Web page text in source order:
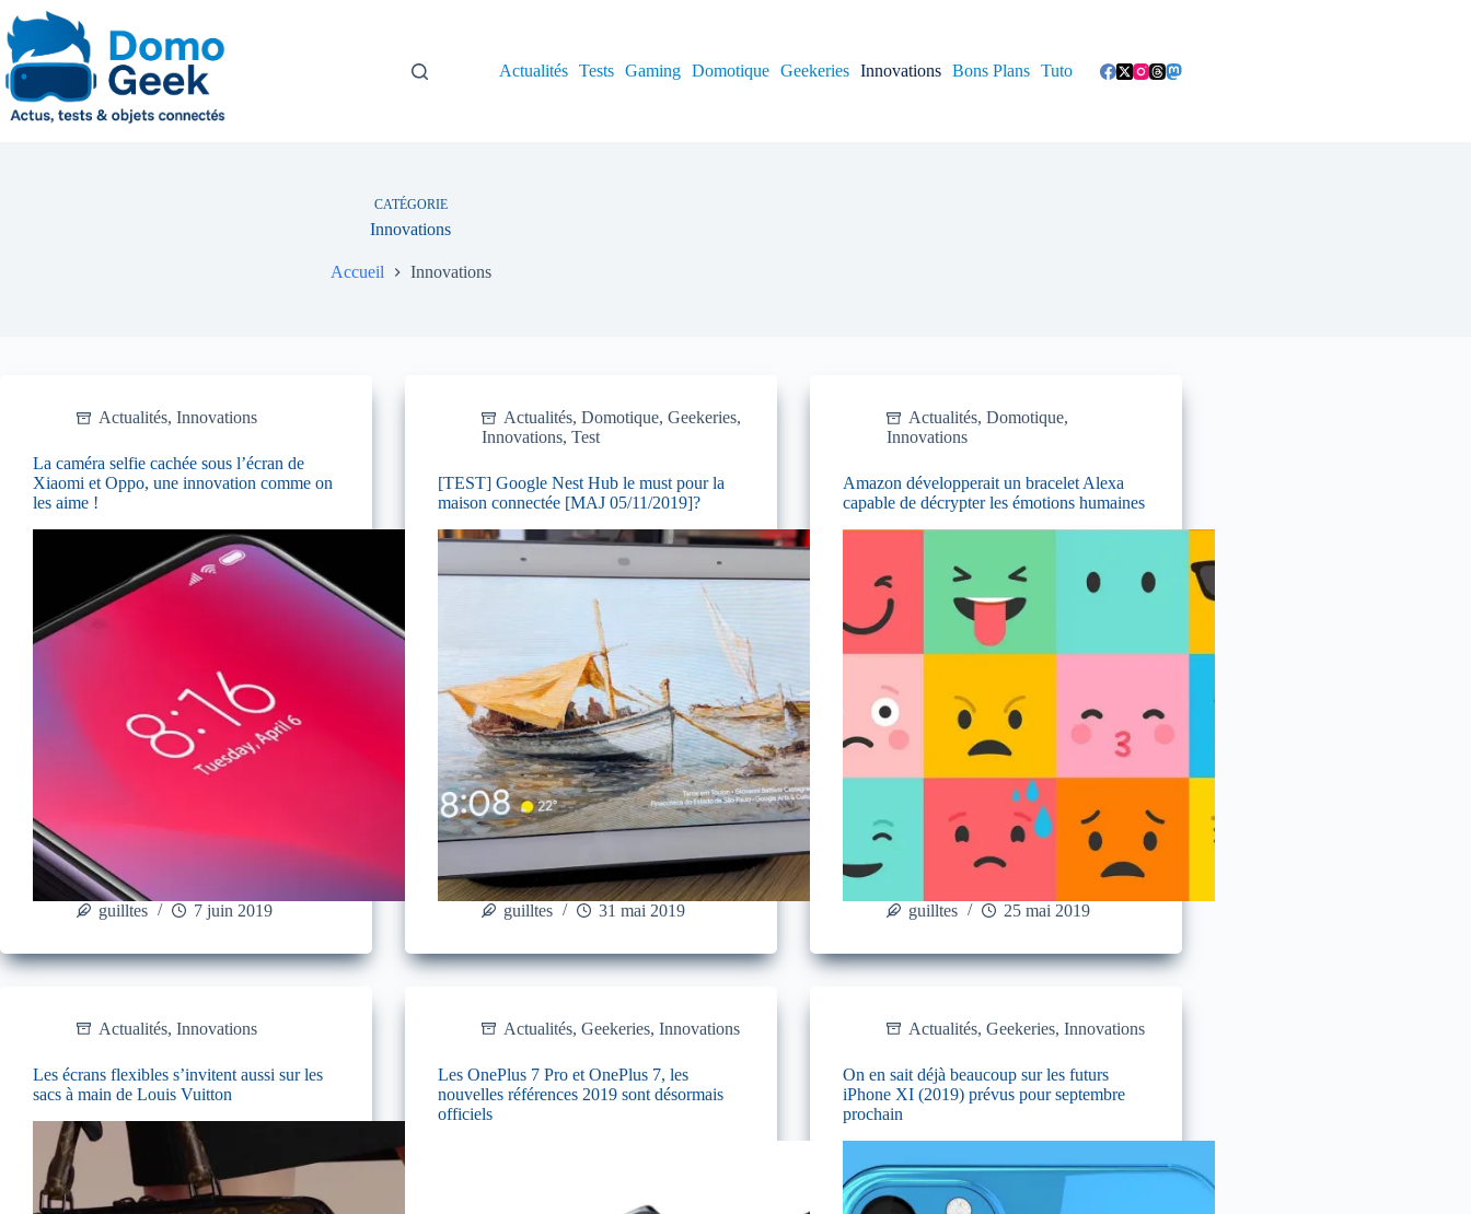
au
contenu
Actualités Tests Gaming Domotique Geekeries Innovations Bons Plans Tuto
CATÉGORIE
Innovations
Accueil Innovations
Actualités, Innovations
La caméra selfie cachée sous l’écran de
Xiaomi et Oppo, une innovation comme on
les aime !
guilltes 7 juin 2019
Actualités, Domotique, Geekeries,
Innovations, Test
[TEST] Google Nest Hub le must pour la
maison connectée [MAJ 05/11/2019]?
guilltes 31 mai 2019
Actualités, Domotique,
Innovations
Amazon développerait un bracelet Alexa
capable de décrypter les émotions humaines
guilltes 25 mai 2019
Actualités, Innovations
Les écrans flexibles s’invitent aussi sur les
sacs à main de Louis Vuitton
Actualités, Geekeries, Innovations
Les OnePlus 7 Pro et OnePlus 7, les
nouvelles références 2019 sont désormais
officiels
Actualités, Geekeries, Innovations
On en sait déjà beaucoup sur les futurs
iPhone XI (2019) prévus pour septembre
prochain